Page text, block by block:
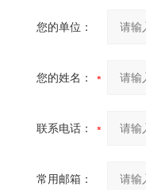
您的单位：
您的姓名：
联系电话：
常用邮箱：